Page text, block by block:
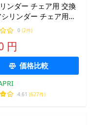
ンダー チェア用 交換
リンダー チェア用エ
シリンダー 椅子交換
〜最大
)
0 (2件)
円
価格比較
4.61 (627件)